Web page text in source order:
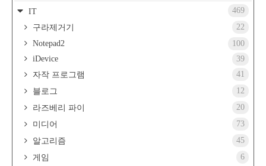
IT
469
구라제거기
22
Notepad2
100
iDevice
39
자작 프로그램
41
블로그
12
라즈베리 파이
20
미디어
73
알고리즘
45
게임
6